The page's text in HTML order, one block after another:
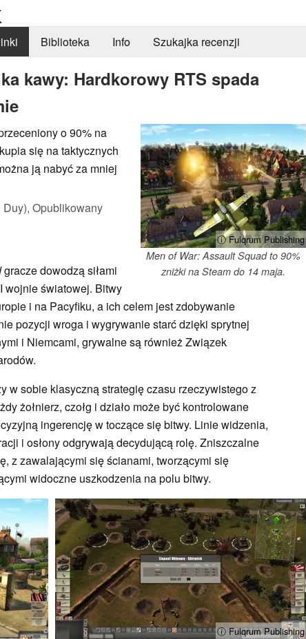
Biblioteka Info Szukajka recenzji
kawy: Hardkorowy RTS spada
ⓘ Fulqrum Publishing
Men of War: Assault Squad to 90%
zniżki na Steam do 14 maja.
o 90% na
się na taktycznych
ją nabyć za mniej
Opublikowany
gracze dowodzą siłami
wojnie światowej. Bitwy
i na Pacyfiku, a ich celem jest zdobywanie
pozycji wroga i wygrywanie starć dzięki sprytnej
i Niemcami, grywalne są również Związek
w sobie klasyczną strategię czasu rzeczywistego z
żołnierz, czołg i działo może być kontrolowane
ingerencję w toczące się bitwy. Linie widzenia,
i osłony odgrywają decydującą rolę. Zniszczalne
z zawalającymi się ścianami, tworzącymi się
widoczne uszkodzenia na polu bitwy.
ⓘ Fulqrum Publishing